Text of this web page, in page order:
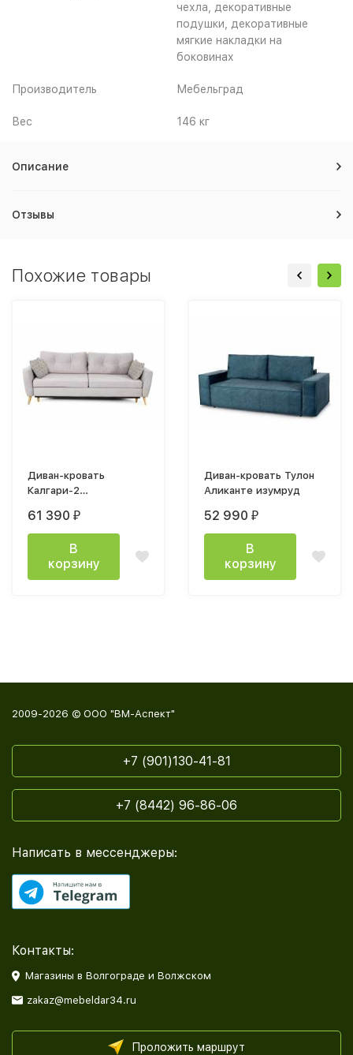
чехла, декоративные
подушки, декоративные
мягкие накладки на
боковинах
Производитель Мебельград
Вес 146 кг
Описание
Отзывы
Похожие товары
Диван-кровать
Калгари-2
велюр Альба бежевый
/ Асти бежевый
61 390 ₽
В
корзину
Диван-кровать Тулон
Аликанте изумруд
52 990 ₽
В
корзину
2009-2026 © ООО "ВМ-Аспект"
+7 (901)130-41-81
+7 (8442) 96-86-06
Написать в мессенджеры:
Контакты:
Магазины в Волгограде и Волжском
zakaz@mebeldar34.ru
Проложить маршрут